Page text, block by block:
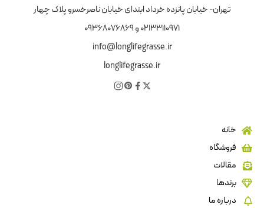
تهران- خیابان پانزده خرداد ابتدای خیابان ناصرخسرو پلاک چهار
02133110971 و 09368076869
info@longlifegrasse.ir
longlifegrasse.ir
خانه
فروشگاه
مقالات
برندها
درباره ما